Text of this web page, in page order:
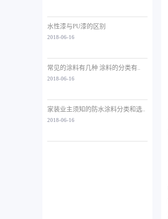
水性漆与PU漆的区别
2018-06-16
常见的涂料有几种 涂料的分类有..
2018-06-16
家装业主须知的防水涂料分类和选..
2018-06-16